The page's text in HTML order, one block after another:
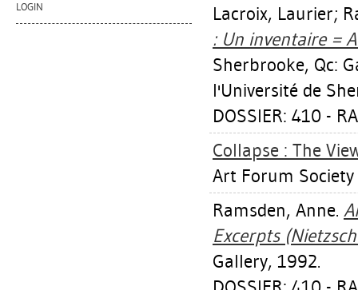
LOGIN
Lacroix, Laurier;
: Un inventaire =
Sherbrooke, Qc:
l'Université de
DOSSIER: 410 -
Collapse : The
Art Forum Society
Ramsden, Anne.
Excerpts
Gallery, 1992.